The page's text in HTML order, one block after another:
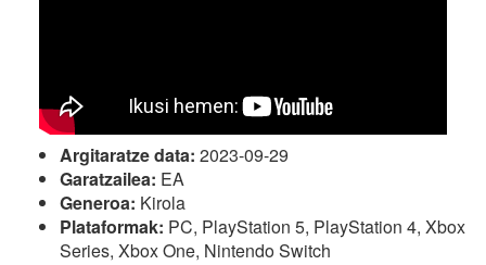
Argitaratze data: 2023-09-29
Garatzailea: EA
Generoa: Kirola
Plataformak: PC, PlayStation 5, PlayStation 4, Xbox
Series, Xbox One, Nintendo Switch